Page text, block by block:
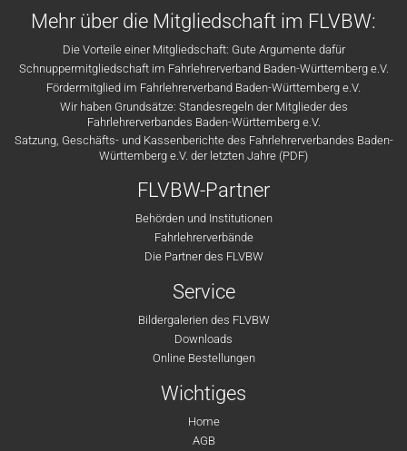
Mehr über die Mitgliedschaft im FLVBW:
Die Vorteile einer Mitgliedschaft: Gute Argumente dafür
Schnuppermitgliedschaft im Fahrlehrerverband Baden-Württemberg e.V.
Fördermitglied im Fahrlehrerverband Baden-Württemberg e.V.
Wir haben Grundsätze: Standesregeln der Mitglieder des
Fahrlehrerverbandes Baden-Württemberg e.V.
Satzung, Geschäfts- und Kassenberichte des Fahrlehrerverbandes Baden-
Württemberg e.V. der letzten Jahre (PDF)
FLVBW-Partner
Behörden und Institutionen
Fahrlehrerverbände
Die Partner des FLVBW
Service
Bildergalerien des FLVBW
Downloads
Online Bestellungen
Wichtiges
Home
AGB